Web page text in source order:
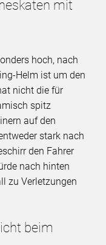
mit
hoch, nach
Helm ist um den
nicht die für
spitz
auf den
stark nach
den Fahrer
nach hinten
zu Verletzungen
beim